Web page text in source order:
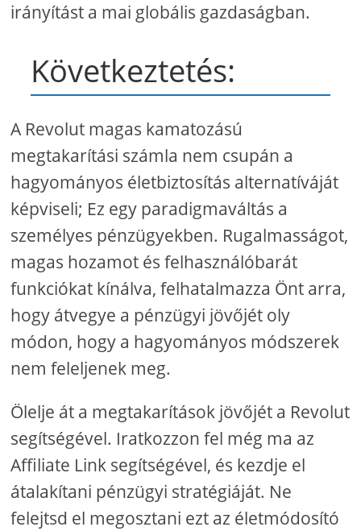
irányítást a mai globális gazdaságban.
Következtetés:
A Revolut magas kamatozású
megtakarítási számla nem csupán a
hagyományos életbiztosítás alternatíváját
képviseli; Ez egy paradigmaváltás a
személyes pénzügyekben. Rugalmasságot,
magas hozamot és felhasználóbarát
funkciókat kínálva, felhatalmazza Önt arra,
hogy átvegye a pénzügyi jövőjét oly
módon, hogy a hagyományos módszerek
nem feleljenek meg.
Ölelje át a megtakarítások jövőjét a Revolut
segítségével. Iratkozzon fel még ma az
Affiliate Link segítségével, és kezdje el
átalakítani pénzügyi stratégiáját. Ne
felejtsd el megosztani ezt az életmódosító